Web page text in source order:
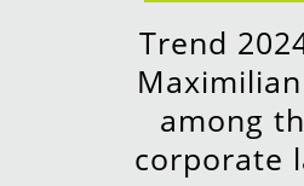
Trend
among
corporate